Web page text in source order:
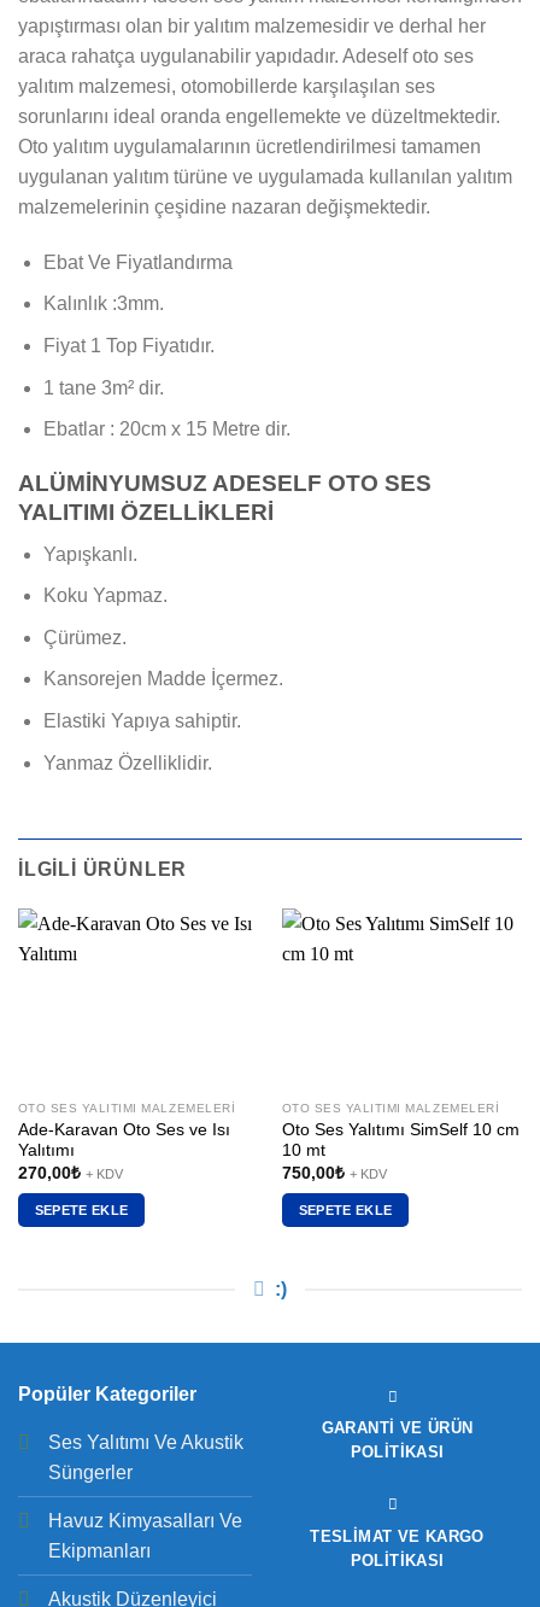
yapıştırması olan bir yalıtım malzemesidir ve derhal her
araca rahatça uygulanabilir yapıdadır. Adeself oto ses
yalıtım malzemesi, otomobillerde karşılaşılan ses
sorunlarını ideal oranda engellemekte ve düzeltmektedir.
Oto yalıtım uygulamalarının ücretlendirilmesi tamamen
uygulanan yalıtım türüne ve uygulamada kullanılan yalıtım
malzemelerinin çeşidine nazaran değişmektedir.
Ebat Ve Fiyatlandırma
Kalınlık :3mm.
Fiyat 1 Top Fiyatıdır.
1 tane 3m² dir.
Ebatlar : 20cm x 15 Metre dir.
ALÜMİNYUMSUZ ADESELF OTO SES
YALITIMI ÖZELLİKLERİ
Yapışkanlı.
Koku Yapmaz.
Çürümez.
Kansorejen Madde İçermez.
Elastiki Yapıya sahiptir.
Yanmaz Özelliklidir.
İLGILI ÜRÜNLER
OTO SES YALITIMI MALZEMELERI
Ade-Karavan Oto Ses ve Isı
Yalıtımı
270,00₺ + KDV
SEPETE EKLE
OTO SES YALITIMI MALZEMELERI
Oto Ses Yalıtımı SimSelf 10 cm
10 mt
750,00₺ + KDV
SEPETE EKLE
:)
Popüler Kategoriler
Ses Yalıtımı Ve Akustik
Süngerler
Havuz Kimyasalları Ve
Ekipmanları
Akustik Düzenleyici
GARANTI VE ÜRÜN
POLITIKASI
TESLIMAT VE KARGO
POLITIKASI